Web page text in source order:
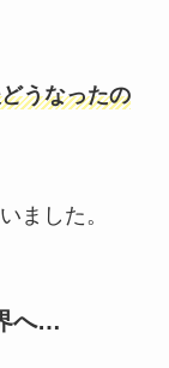
うなったの
ました。
へ…